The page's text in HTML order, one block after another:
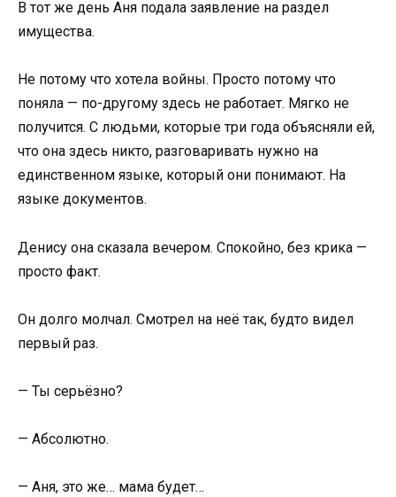
В тот же день Аня подала заявление на раздел
имущества.
Не потому что хотела войны. Просто потому что
поняла — по-другому здесь не работает. Мягко не
получится. С людьми, которые три года объясняли ей,
что она здесь никто, разговаривать нужно на
единственном языке, который они понимают. На
языке документов.
Денису она сказала вечером. Спокойно, без крика —
просто факт.
Он долго молчал. Смотрел на неё так, будто видел
первый раз.
— Ты серьёзно?
— Абсолютно.
— Аня, это же… мама будет…